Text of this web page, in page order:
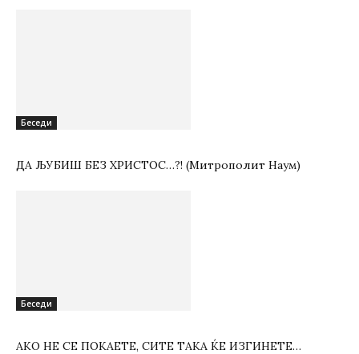
Беседи
ДА ЉУБИШ БЕЗ ХРИСТОС…?! (Митрополит Наум)
Беседи
АКО НЕ СЕ ПОКАЕТЕ, СИТЕ ТАКА ЌЕ ИЗГИНЕТЕ…